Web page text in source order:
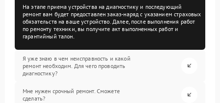
На этапе приема устройства на диагностику и последующий
ремонт вам будет предоставлен заказ-наряд с указанием страховых
обязательств на ваше устройство. Далее, после выполнения работ
по ремонту техники, вы получите акт выполненных работ и
гарантийный талон.
Я уже знаю в чем неисправность и какой
ремонт необходим. Для чего проводить
диагностику?
Мне нужен срочный ремонт. Сможете
сделать?